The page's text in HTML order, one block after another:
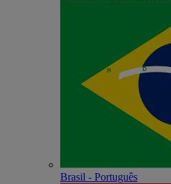
Brasil - Português